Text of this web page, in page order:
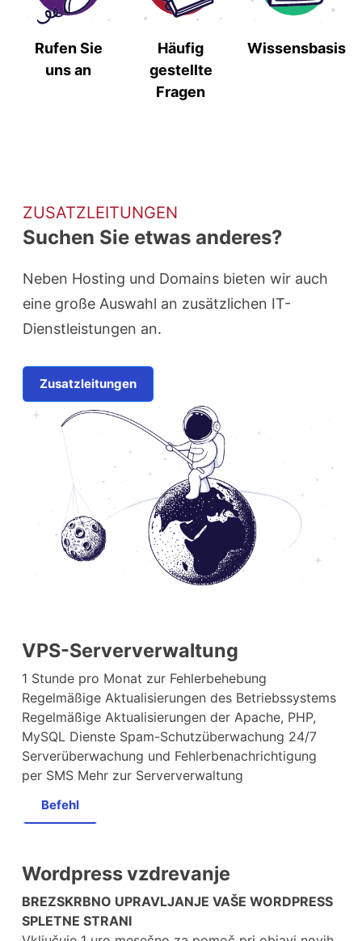
Rufen Sie
uns an
Häufig
gestellte
Fragen
Wissensbasis
ZUSATZLEITUNGEN
Suchen Sie etwas anderes?
Neben Hosting und Domains bieten wir auch
eine große Auswahl an zusätzlichen IT-
Dienstleistungen an.
Zusatzleitungen
VPS-Serververwaltung
1 Stunde pro Monat zur Fehlerbehebung
Regelmäßige Aktualisierungen des Betriebssystems
Regelmäßige Aktualisierungen der Apache, PHP,
MySQL Dienste Spam-Schutzüberwachung 24/7
Serverüberwachung und Fehlerbenachrichtigung
per SMS Mehr zur Serververwaltung
Befehl
Wordpress vzdrevanje
BREZSKRBNO UPRAVLJANJE VAŠE WORDPRESS
SPLETNE STRANI